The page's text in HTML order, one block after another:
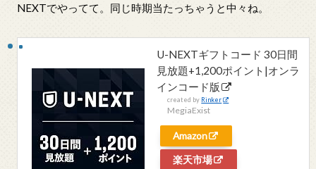
NEXTでやってて。同じ時期当たっちゃうと中々ね。
U-NEXTギフトコード 30日間
見放題+1,200ポイント|オンラ
インコード版
created by Rinker
MegiaExist
Amazon
楽天市場